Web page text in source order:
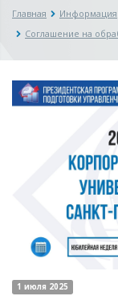
Главная
Информация
Соглашение на
1 июля 2025